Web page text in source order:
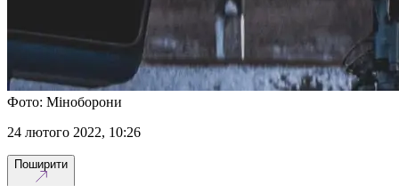
Фото: Міноборони
24 лютого 2022, 10:26
Поширити